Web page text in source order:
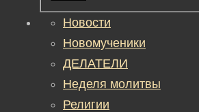
Новости
Новомученики
ДЕЛАТЕЛИ
Неделя молитвы
Религии